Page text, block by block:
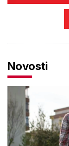
Novosti